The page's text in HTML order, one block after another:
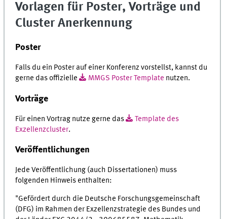
Vorlagen für Poster, Vorträge und
Cluster Anerkennung
Poster
Falls du ein Poster auf einer Konferenz vorstellst, kannst du
gerne das offizielle
MMGS Poster Template nutzen.
Vorträge
Für einen Vortrag nutze gerne das
Template des
Exzellenzcluster.
Veröffentlichungen
Jede Veröffentlichung (auch Dissertationen) muss
folgenden Hinweis enthalten:
"Gefördert durch die Deutsche Forschungsgemeinschaft
(DFG) im Rahmen der Exzellenzstrategie des Bundes und